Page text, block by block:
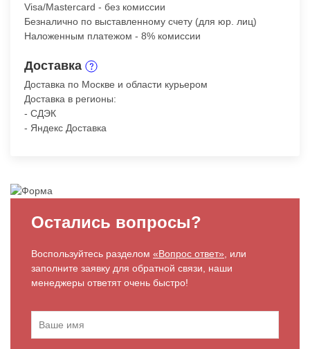
Visa/Mastercard - без комиссии
Безналично по выставленному счету (для юр. лиц)
Наложенным платежом - 8% комиссии
Доставка
Доставка по Москве и области курьером
Доставка в регионы:
- СДЭК
- Яндекс Доставка
Остались вопросы?
Воспользуйтесь разделом «Вопрос ответ», или
заполните заявку для обратной связи, наши
менеджеры ответят очень быстро!